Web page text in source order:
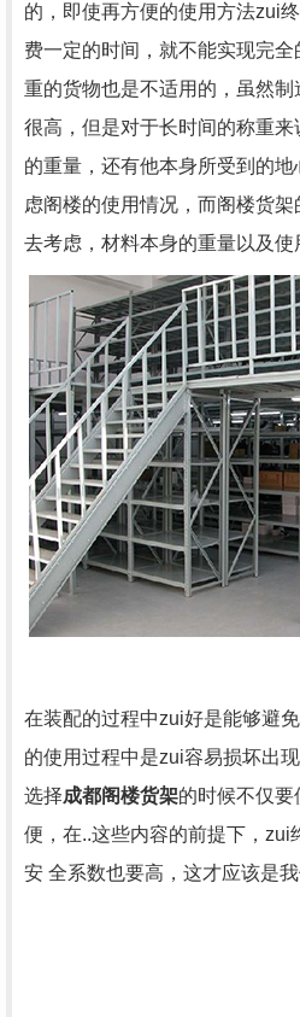
的，即使再方便的使用方法zui
费一定的时间，就不能实现完
重的货物也是不适用的，虽然
很高，但是对于长时间的称重
的重量，还有他本身所受到的
虑阁楼的使用情况，而阁楼货
去考虑，材料本身的重量以及使
在装配的过程中zui好是能够避
的使用过程中是zui容易损坏出
选择成都阁楼货架的时候不仅
便，在..这些内容的前提下，zui
安 全系数也要高，这才应该是